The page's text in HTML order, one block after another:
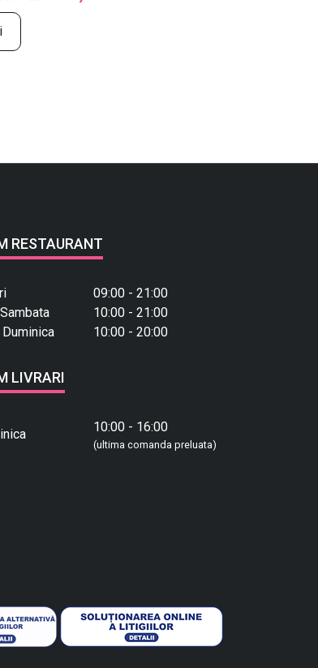
RESTAURANT
09:00 - 21:00
10:00 - 21:00
10:00 - 20:00
LIVRARI
10:00 - 16:00
(ultima comanda preluata)